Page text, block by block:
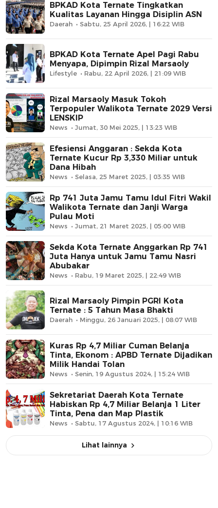
BPKAD Kota Ternate Tingkatkan
Kualitas Layanan Hingga Disiplin ASN
Daerah Sabtu, 25 April 2026, | 16:22 WIB
BPKAD Kota Ternate Apel Pagi Rabu
Menyapa, Dipimpin Rizal Marsaoly
Lifestyle Rabu, 22 April 2026, | 21:09 WIB
Rizal Marsaoly Masuk Tokoh
Terpopuler Walikota Ternate 2029 Versi
LENSKIP
News Jumat, 30 Mei 2025, | 13:23 WIB
Efesiensi Anggaran : Sekda Kota
Ternate Kucur Rp 3,330 Miliar untuk
Dana Hibah
News Selasa, 25 Maret 2025, | 03:35 WIB
Rp 741 Juta Jamu Tamu Idul Fitri Wakil
Walikota Ternate dan Janji Warga
Pulau Moti
News Jumat, 21 Maret 2025, | 05:00 WIB
Sekda Kota Ternate Anggarkan Rp 741
Juta Hanya untuk Jamu Tamu Nasri
Abubakar
News Rabu, 19 Maret 2025, | 22:49 WIB
Rizal Marsaoly Pimpin PGRI Kota
Ternate : 5 Tahun Masa Bhakti
Daerah Minggu, 26 Januari 2025, | 08:07 WIB
Kuras Rp 4,7 Miliar Cuman Belanja
Tinta, Ekonom : APBD Ternate Dijadikan
Milik Handai Tolan
News Senin, 19 Agustus 2024, | 15:24 WIB
Sekretariat Daerah Kota Ternate
Habiskan Rp 4,7 Miliar Belanja 1 Liter
Tinta, Pena dan Map Plastik
News Sabtu, 17 Agustus 2024, | 10:16 WIB
Lihat lainnya